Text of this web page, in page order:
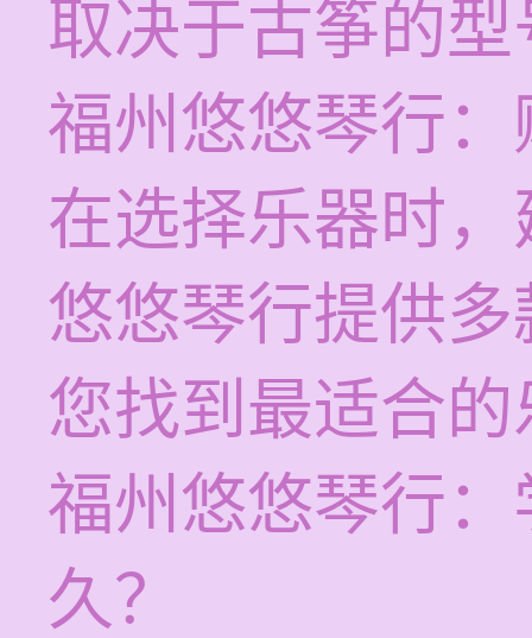
取决于古筝的
福州悠悠琴行
在选择乐器时
悠悠琴行提供
您找到最适合
福州悠悠琴行
久？